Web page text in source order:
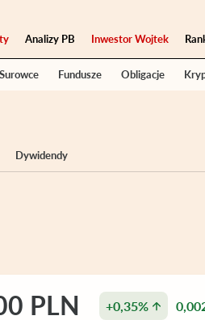
Analizy PB Inwestor Wojtek
Surowce Fundusze Obligacje
Dywidendy
PLN +0,35%